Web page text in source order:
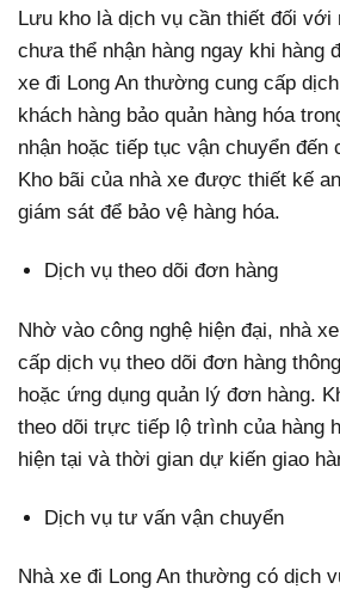
Lưu kho là dịch vụ cần thiết đối với
chưa thể nhận hàng ngay khi hàng
xe đi Long An thường cung cấp
khách hàng bảo quản hàng hóa
nhận hoặc tiếp tục vận chuyển đến
Kho bãi của nhà xe được thiết kế
giám sát để bảo vệ hàng hóa.
Dịch vụ theo dõi đơn hàng
Nhờ vào công nghệ hiện đại, nhà
cấp dịch vụ theo dõi đơn hàng
hoặc ứng dụng quản lý đơn hàng.
theo dõi trực tiếp lộ trình của hàng
hiện tại và thời gian dự kiến giao
Dịch vụ tư vấn vận chuyển
Nhà xe đi Long An thường có dịch